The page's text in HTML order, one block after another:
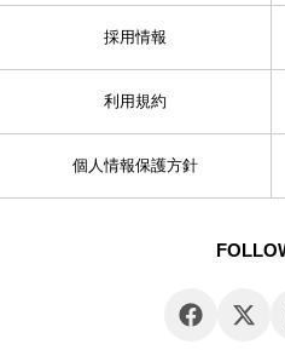
採用情報
利用規約
個人情報保護方針